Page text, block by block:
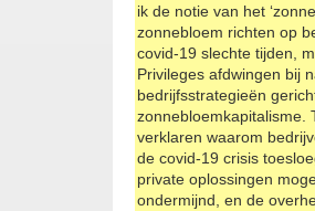
ik de notie van het
zonnebloem richten op
covid-19 slechte tijden,
Privileges afdwingen bij
bedrijfsstrategieën
zonnebloemkapitalisme.
verklaren waarom
de covid-19 crisis
private oplossingen
ondermijnd, en de